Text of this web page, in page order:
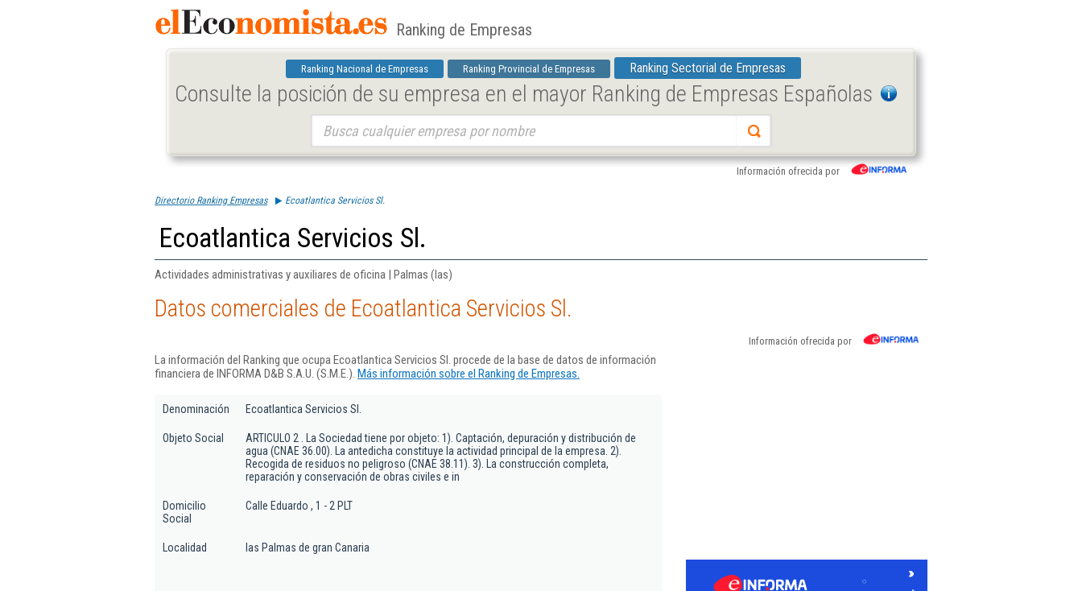
Ranking de Empresas
Ranking Nacional de Empresas Ranking Provincial de Empresas Ranking Sectorial de Empresas
Consulte la posición de su empresa en el mayor Ranking de Empresas Españolas
Información ofrecida por
Directorio Ranking Empresas Ecoatlantica Servicios Sl.
Ecoatlantica Servicios Sl.
Actividades administrativas y auxiliares de oficina | Palmas (las)
Datos comerciales de Ecoatlantica Servicios Sl.
Información ofrecida por
La información del Ranking que ocupa Ecoatlantica Servicios Sl. procede de la base de datos de información
financiera de INFORMA D&B S.A.U. (S.M.E.). Más información sobre el Ranking de Empresas.
Denominación Ecoatlantica Servicios Sl.
Objeto Social
ARTICULO 2 . La Sociedad tiene por objeto: 1). Captación, depuración y distribución de
agua (CNAE 36.00). La antedicha constituye la actividad principal de la empresa. 2).
Recogida de residuos no peligroso (CNAE 38.11). 3). La construcción completa,
reparación y conservación de obras civiles e in
Domicilio
Social
Calle Eduardo , 1 - 2 PLT
Localidad las Palmas de gran Canaria